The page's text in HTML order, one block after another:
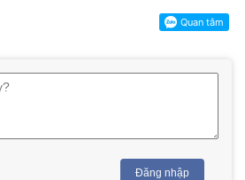
Đăng nhập